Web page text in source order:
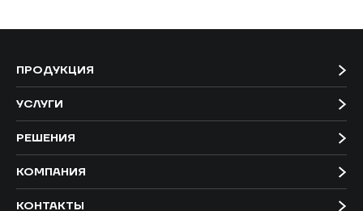
ПРОДУКЦИЯ
УСЛУГИ
РЕШЕНИЯ
КОМПАНИЯ
КОНТАКТЫ